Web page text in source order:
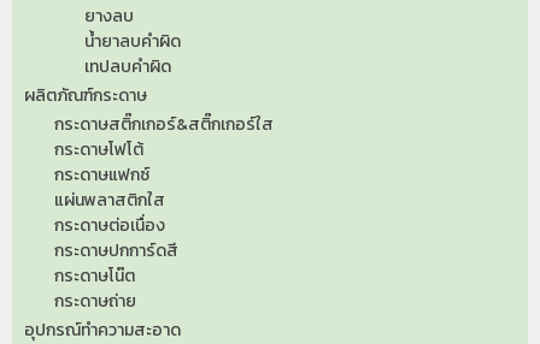
ยางลบ
น้ำยาลบคำผิด
เทปลบคำผิด
ผลิตภัณฑ์กระดาษ
กระดาษสติ๊กเกอร์&สติ๊กเกอร์ใส
กระดาษโฟโต้
กระดาษแฟกซ์
แผ่นพลาสติกใส
กระดาษต่อเนื่อง
กระดาษปกการ์ดสี
กระดาษโน๊ต
กระดาษถ่าย
อุปกรณ์ทำความสะอาด